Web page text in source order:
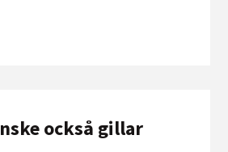
också gillar